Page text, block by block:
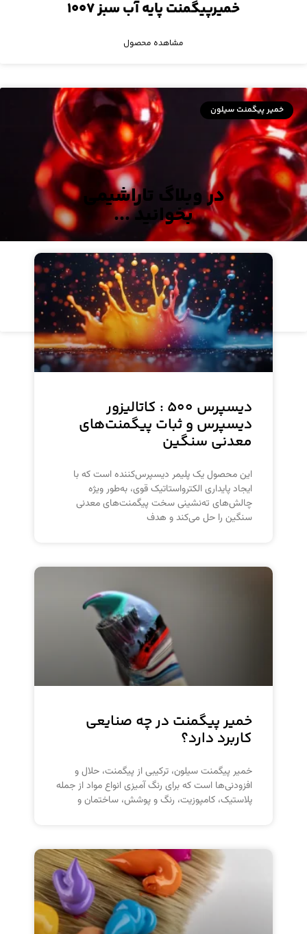
خمیرپیگمنت پایه آب سبز ۱۰۰۷
مشاهده محصول
خمیر پیگمنت سیلون
خمیرپیگمنت مولتی قرمز ۸۱۷۰
مشاهده محصول
در وبلاگ تاراشیمی
بخوانید ...
دیسپرس ۵۰۰ : کاتالیزور
دیسپرس و ثبات پیگمنت‌های
معدنی سنگین
این محصول یک پلیمر دیسپرس‌کننده است که با
ایجاد پایداری الکترواستاتیک قوی، به‌طور ویژه
چالش‌های ته‌نشینی سخت پیگمنت‌های معدنی
سنگین را حل می‌کند و هدف
خمیر پیگمنت در چه صنایعی
کاربرد دارد؟
خمیر پیگمنت سیلون، ترکیبی از پیگمنت، حلال و
افزودنی‌ها است که برای رنگ آمیزی انواع مواد از جمله
پلاستیک، کامپوزیت، رنگ و پوشش، ساختمان و